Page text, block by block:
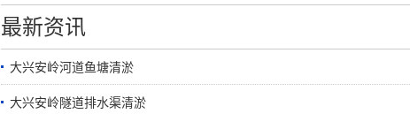
最新资讯
大兴安岭河道鱼塘清淤
大兴安岭隧道排水渠清淤